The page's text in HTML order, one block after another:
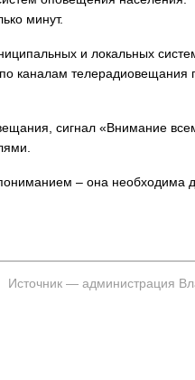
минут.
и локальных
каналам телерадиовещания
сигнал «Внимание
пониманием – она необходима
Источник — администрация